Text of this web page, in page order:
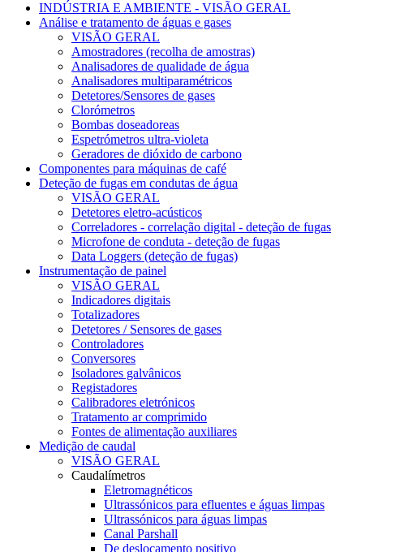
INDÚSTRIA E AMBIENTE - VISÃO GERAL
Análise e tratamento de águas e gases
VISÃO GERAL
Amostradores (recolha de amostras)
Analisadores de qualidade de água
Analisadores multiparamétricos
Detetores/Sensores de gases
Clorómetros
Bombas doseadoreas
Espetrómetros ultra-violeta
Geradores de dióxido de carbono
Componentes para máquinas de café
Deteção de fugas em condutas de água
VISÃO GERAL
Detetores eletro-acústicos
Correladores - correlação digital - deteção de fugas
Microfone de conduta - deteção de fugas
Data Loggers (deteção de fugas)
Instrumentação de painel
VISÃO GERAL
Indicadores digitais
Totalizadores
Detetores / Sensores de gases
Controladores
Conversores
Isoladores galvânicos
Registadores
Calibradores eletrónicos
Tratamento ar comprimido
Fontes de alimentação auxiliares
Medição de caudal
VISÃO GERAL
Caudalímetros
Eletromagnéticos
Ultrassónicos para efluentes e águas limpas
Ultrassónicos para águas limpas
Canal Parshall
De deslocamento positivo